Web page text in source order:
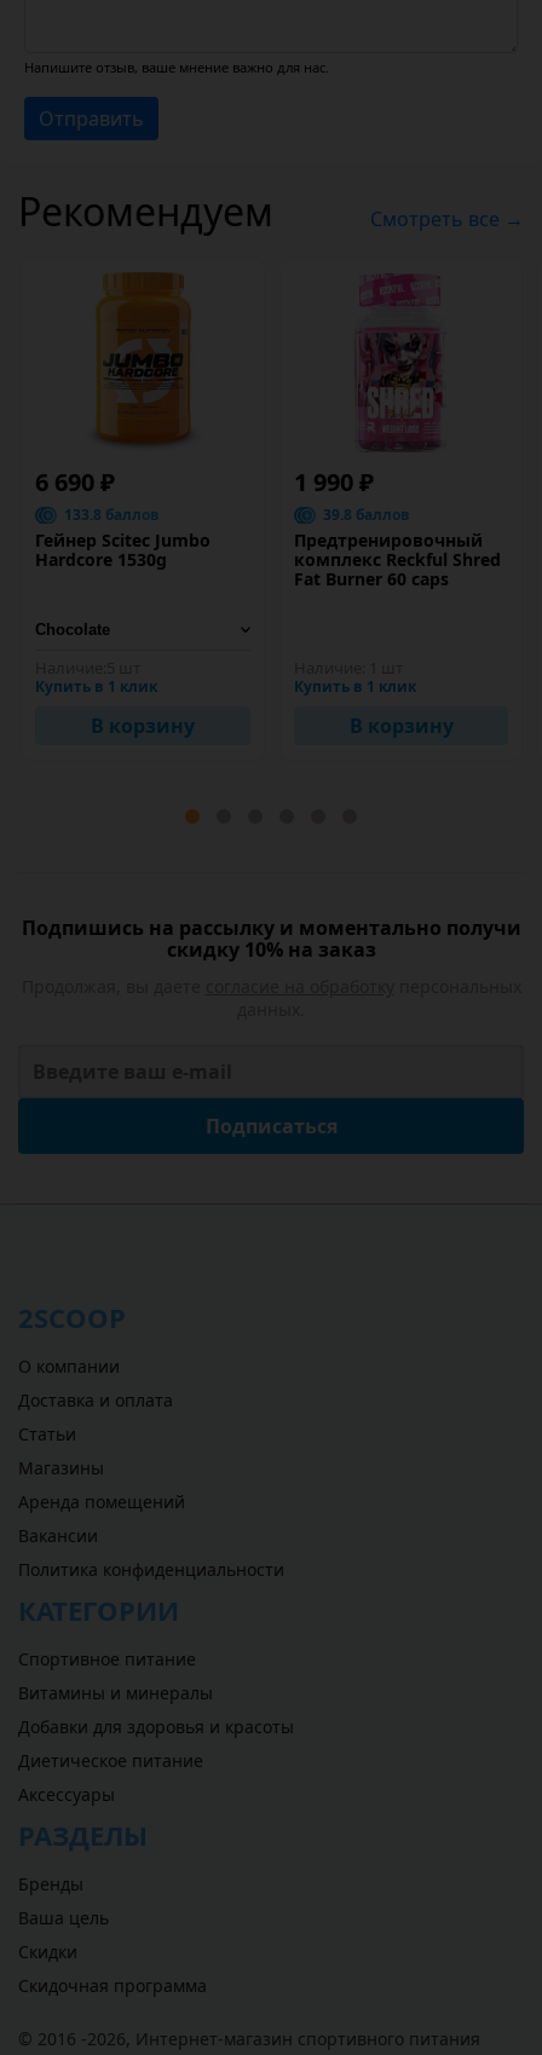
Напишите отзыв, ваше мнение важно для нас.
Отправить
Рекомендуем Смотреть все →
6 690 ₽
133.8 баллов
Гейнер Scitec Jumbo
Hardcore 1530g
Купить в 1 клик
В корзину
1 990 ₽
39.8 баллов
Предтренировочный
комплекс Reckful Shred
Fat Burner 60 caps
Купить в 1 клик
В корзину
Подпишись на рассылку и моментально получи
скидку 10% на заказ
Подписаться
2SCOOP
О компании
Доставка и оплата
Статьи
Магазины
Аренда помещений
Вакансии
Политика конфиденциальности
КАТЕГОРИИ
Спортивное питание
Витамины и минералы
Добавки для здоровья и красоты
Диетическое питание
Аксессуары
РАЗДЕЛЫ
Бренды
Ваша цель
Скидки
Скидочная программа
© 2016 -2026, Интернет-магазин спортивного питания